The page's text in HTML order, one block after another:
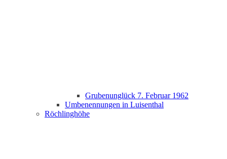
Grubenunglück 7. Februar 1962
Umbenennungen in Luisenthal
Röchlinghöhe